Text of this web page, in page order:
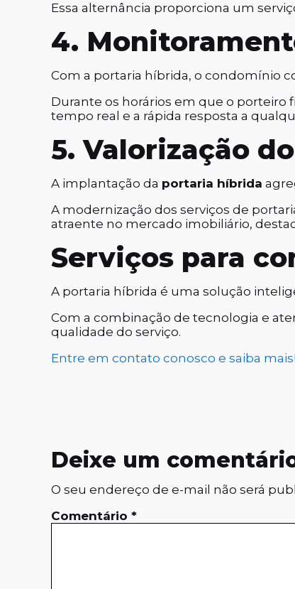
Essa alternância proporciona um
4.
Com a portaria híbrida, o condomínio
Durante os horários em que o
tempo real e a rápida resposta a
5. Valorização
A implantação da portaria híbrida
A modernização dos serviços de
atraente no mercado imobiliário,
Serviços para
A portaria híbrida é uma solução
Com a combinação de tecnologia e
qualidade do serviço.
Entre em contato conosco e saiba mais!
Deixe um
O seu endereço de e-mail não será
Comentário *